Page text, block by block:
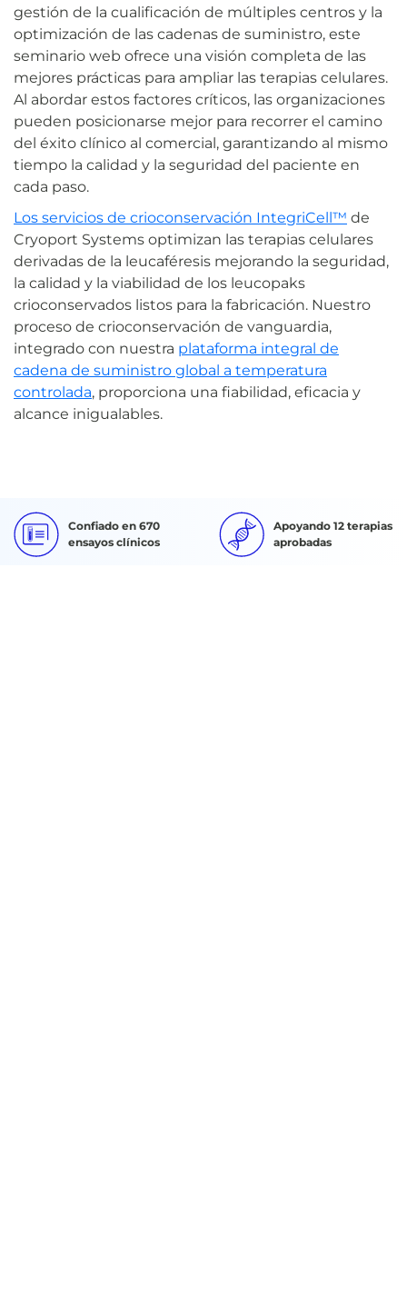
gestión de la cualificación de múltiples centros y la
optimización de las cadenas de suministro, este
seminario web ofrece una visión completa de las
mejores prácticas para ampliar las terapias celulares.
Al abordar estos factores críticos, las organizaciones
pueden posicionarse mejor para recorrer el camino
del éxito clínico al comercial, garantizando al mismo
tiempo la calidad y la seguridad del paciente en
cada paso.
Los servicios de crioconservación IntegriCell™ de
Cryoport Systems optimizan las terapias celulares
derivadas de la leucaféresis mejorando la seguridad,
la calidad y la viabilidad de los leucopaks
crioconservados listos para la fabricación. Nuestro
proceso de crioconservación de vanguardia,
integrado con nuestra plataforma integral de
cadena de suministro global a temperatura
controlada, proporciona una fiabilidad, eficacia y
alcance inigualables.
Confiado en 670
ensayos clínicos
Apoyando 12 terapias
aprobadas